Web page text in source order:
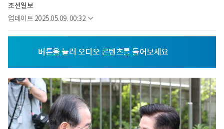
조선일보
업데이트 2025.05.09. 00:32